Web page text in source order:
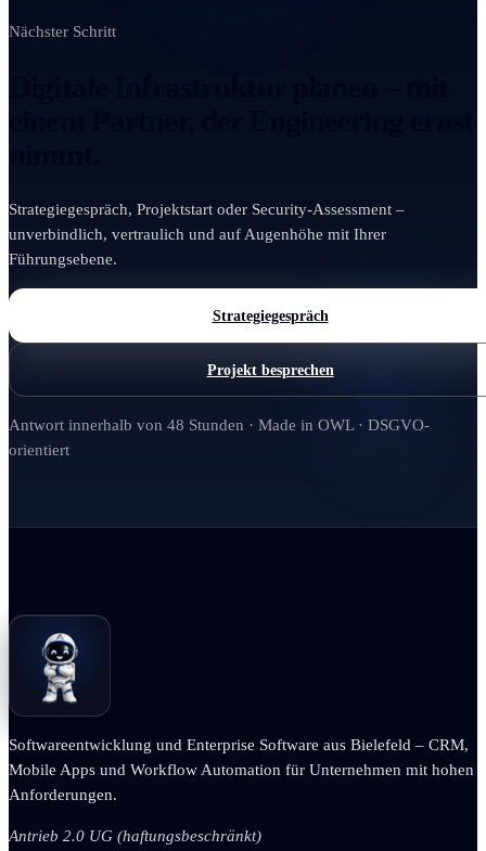
Nächster Schritt
Strategiegespräch, Projektstart oder Security-Assessment –
unverbindlich, vertraulich und auf Augenhöhe mit Ihrer
Führungsebene.
Strategiegespräch
Projekt besprechen
Antwort innerhalb von 48 Stunden · Made in OWL · DSGVO-
orientiert
Softwareentwicklung und Enterprise Software aus Bielefeld – CRM,
Mobile Apps und Workflow Automation für Unternehmen mit hohen
Anforderungen.
Antrieb 2.0 UG (haftungsbeschränkt)